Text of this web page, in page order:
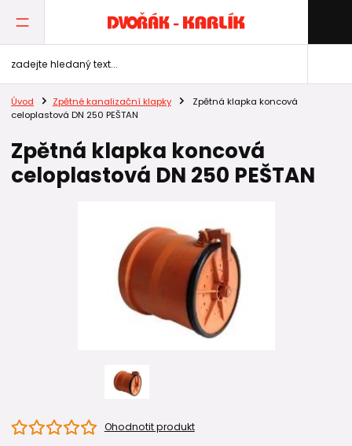
Úvod Zpětné kanalizační klapky
Zpětná klapka koncová
celoplastová DN 250 PEŠTAN
Zpětná klapka koncová
celoplastová DN 250 PEŠTAN
Ohodnotit produkt